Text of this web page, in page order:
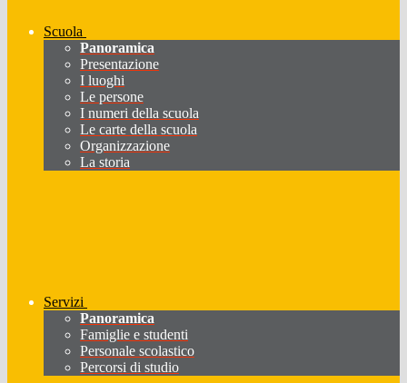
Scuola
Panoramica
Presentazione
I luoghi
Le persone
I numeri della scuola
Le carte della scuola
Organizzazione
La storia
Servizi
Panoramica
Famiglie e studenti
Personale scolastico
Percorsi di studio